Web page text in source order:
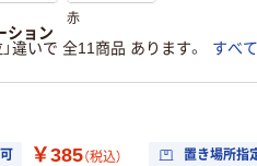
赤
ション
」違いで 全11商品 あります。
すべ
￥385（税込） 置き場所指